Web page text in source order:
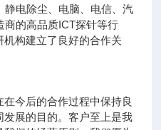
静电除尘、电脑、电信、汽
商的高品质ICT探针等行
构建立了良好的合作关
今后的合作过程中保持良
展的目的。客户至上是我